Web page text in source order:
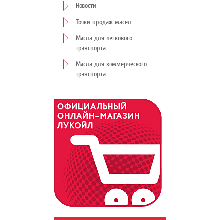
Новости
Точки продаж масел
Масла для легкового
транспорта
Масла для коммерческого
транспорта